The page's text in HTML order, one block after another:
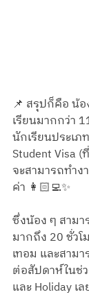
📌 สรุปก็คือ น้อ
เรียนมากกว่า
นักเรียนประเภ
Student Visa
จะสามารถทำง
ค่า 👩🏻‍💻✨
ซึ่งน้อง ๆ สาม
มากถึง 20 ชั่ว
เทอม และสาม
ต่อสัปดาห์ในช่
และ Holiday เ